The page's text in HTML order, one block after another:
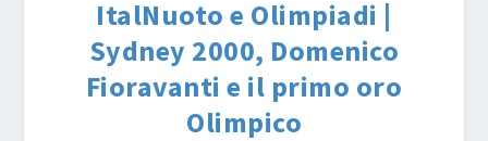
ItalNuoto e Olimpiadi |
Sydney 2000, Domenico
Fioravanti e il primo oro
Olimpico